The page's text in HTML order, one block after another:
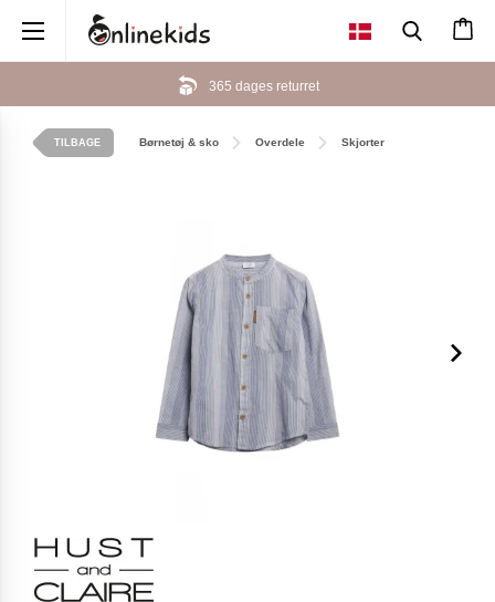
365 dages returret
TILBAGE Børnetøj & sko Overdele Skjorter